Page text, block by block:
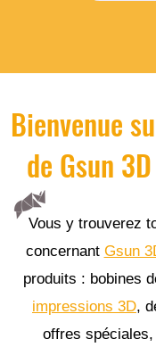
Bienvenue
de Gsun
Vous y trouverez
concernant Gsun
produits : bobines
impressions 3D,
offres